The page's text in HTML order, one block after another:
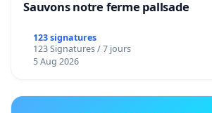
Sauvons notre ferme pallsade
123 signatures
123 Signatures / 7 jours
5 Aug 2026